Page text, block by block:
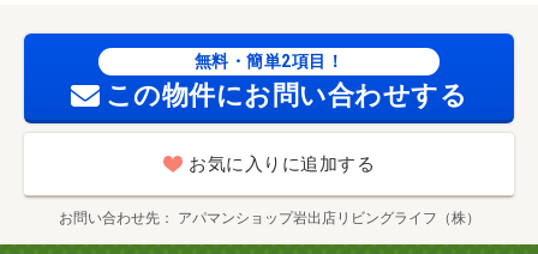
局）まで９００ｍ／コーナン岩出店様（ホームセンター）
まで２１００ｍ／フォレストモール岩出様（ショッピング
センター）まで３５００ｍ/賃貸戸数:6戸
無料・簡単2項目！
この物件にお問い合わせする
お気に入りに追加する
お問い合わせ先 アパマンショップ岩出店リビングライフ（株）